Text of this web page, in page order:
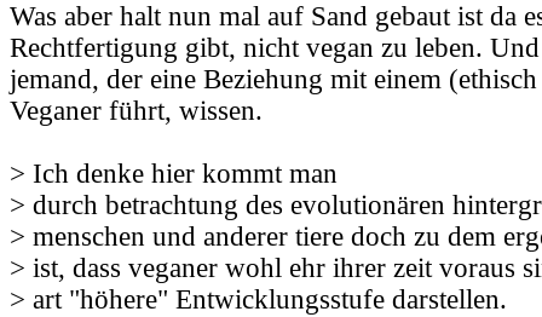
Was aber halt nun mal auf Sand gebaut ist da
Rechtfertigung gibt, nicht vegan zu leben.
jemand, der eine Beziehung mit einem
Veganer führt, wissen.
> Ich denke hier kommt man
> durch betrachtung des evolutionären
> menschen und anderer tiere doch zu dem
> ist, dass veganer wohl ehr ihrer zeit voraus
> art "höhere" Entwicklungsstufe darstellen.